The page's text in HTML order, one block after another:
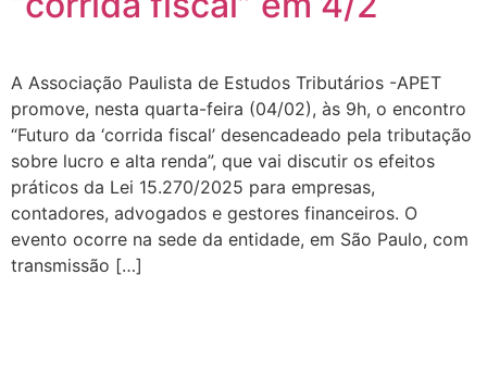
A Associação Paulista de Estudos Tributários -APET
promove, nesta quarta-feira (04/02), às 9h, o encontro
“Futuro da ‘corrida fiscal’ desencadeado pela tributação
sobre lucro e alta renda”, que vai discutir os efeitos
práticos da Lei 15.270/2025 para empresas,
contadores, advogados e gestores financeiros. O
evento ocorre na sede da entidade, em São Paulo, com
transmissão […]